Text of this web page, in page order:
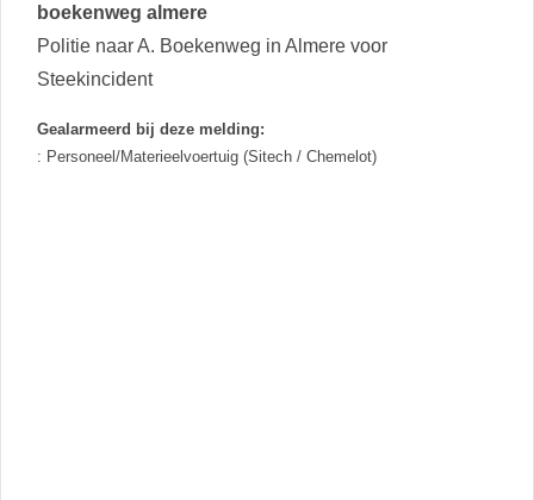
boekenweg almere
Politie naar A. Boekenweg in Almere voor
Steekincident
Gealarmeerd bij deze melding:
: Personeel/Materieelvoertuig (Sitech / Chemelot)